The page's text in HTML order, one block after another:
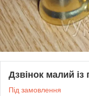
Дзвінок малий
Під замовлення